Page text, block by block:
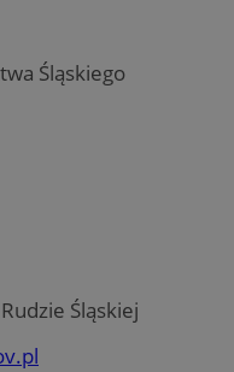
Śląskiego
Śląskiej